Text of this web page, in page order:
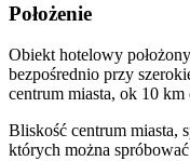
Położenie
Obiekt hotelowy
bezpośrednio przy
centrum miasta, ok 10
Bliskość centrum miasta,
których można